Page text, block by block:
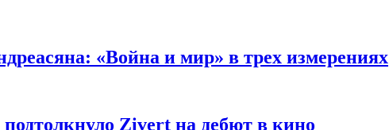
«Война и мир» в трех измерениях
Zivert на дебют в кино